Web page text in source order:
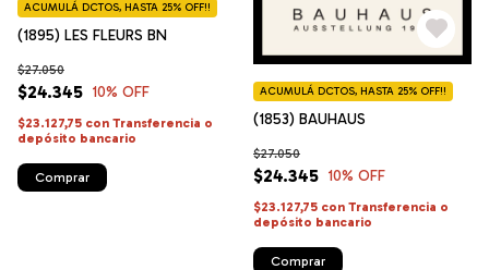
(1895) LES FLEURS BN
$24.345
$27.050
10% OFF
ACUMULÁ DCTOS, HASTA 25% OFF!!
$23.127,75 con Transferencia o
depósito bancario
Comprar
(1853) BAUHAUS
$24.345
$27.050
10% OFF
ACUMULÁ DCTOS, HASTA 25% OFF!!
$23.127,75 con Transferencia o
depósito bancario
Comprar